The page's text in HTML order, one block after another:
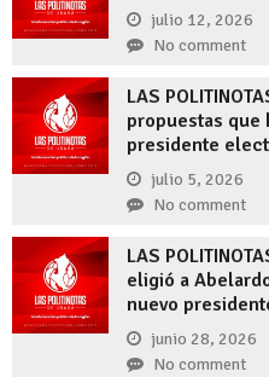
julio 12, 2026
No comment
LAS
propuestas que
presidente
julio 5, 2026
No comment
LAS
eligió a
nuevo
junio 28, 2026
No comment